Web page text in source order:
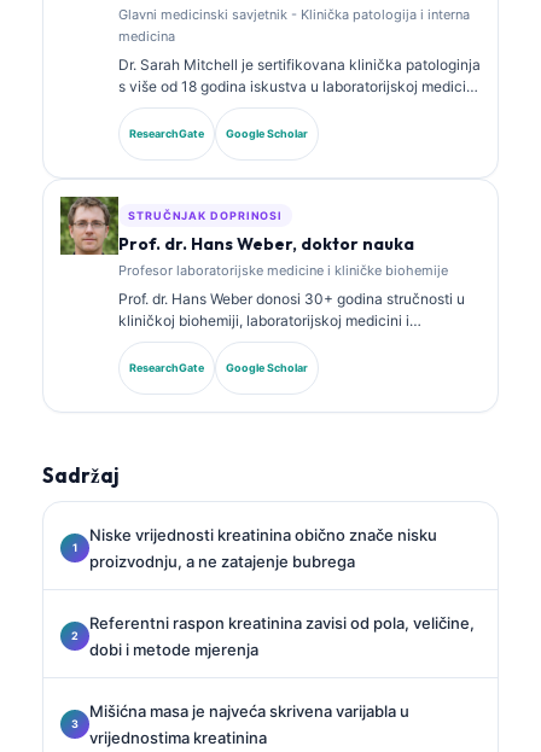
Glavni medicinski savjetnik - Klinička patologija i interna
medicina
Dr. Sarah Mitchell je sertifikovana klinička patologinja
s više od 18 godina iskustva u laboratorijskoj medicini
i dijagnostičkoj analizi. Ima specijalističke sertifikate
iz kliničke biohemije i opsežno je objavljivala radove
o panelima biomarkera i laboratorijskoj analizi u
ResearchGate Google Scholar
STRUČNJAK DOPRINOSI
Prof. dr. Hans Weber, doktor nauka
Profesor laboratorijske medicine i kliničke biohemije
Prof. dr. Hans Weber donosi 30+ godina stručnosti u
kliničkoj biohemiji, laboratorijskoj medicini i
istraživanju biomarkera. Bivši predsjednik Njemačkog
društva za kliničku hemiju, specijalizovan je za
analizu dijagnostičkih panela, standardizaciju
ResearchGate Google Scholar
Sadržaj
Niske vrijednosti kreatinina obično znače nisku
proizvodnju, a ne zatajenje bubrega
Referentni raspon kreatinina zavisi od pola, veličine,
dobi i metode mjerenja
Mišićna masa je najveća skrivena varijabla u
vrijednostima kreatinina